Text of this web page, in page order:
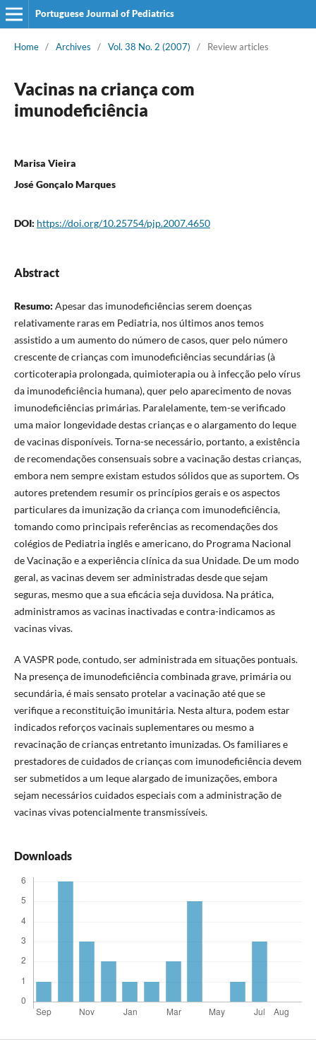
Portuguese Journal of Pediatrics
Home / Archives / Vol. 38 No. 2 (2007) / Review articles
Vacinas na criança com
imunodeficiência
Marisa Vieira
José Gonçalo Marques
DOI: https://doi.org/10.25754/pjp.2007.4650
Abstract
Resumo: Apesar das imunodeficiências serem doenças
relativamente raras em Pediatria, nos últimos anos temos
assistido a um aumento do número de casos, quer pelo número
crescente de crianças com imunodeficiências secundárias (à
corticoterapia prolongada, quimioterapia ou à infecção pelo vírus
da imunodeficiência humana), quer pelo aparecimento de novas
imunodeficiências primárias. Paralelamente, tem-se verificado
uma maior longevidade destas crianças e o alargamento do leque
de vacinas disponíveis. Torna-se necessário, portanto, a existência
de recomendações consensuais sobre a vacinação destas crianças,
embora nem sempre existam estudos sólidos que as suportem. Os
autores pretendem resumir os princípios gerais e os aspectos
particulares da imunização da criança com imunodeficiência,
tomando como principais referências as recomendações dos
colégios de Pediatria inglês e americano, do Programa Nacional
de Vacinação e a experiência clínica da sua Unidade. De um modo
geral, as vacinas devem ser administradas desde que sejam
seguras, mesmo que a sua eficácia seja duvidosa. Na prática,
administramos as vacinas inactivadas e contra-indicamos as
vacinas vivas.
A VASPR pode, contudo, ser administrada em situações pontuais.
Na presença de imunodeficiência combinada grave, primária ou
secundária, é mais sensato protelar a vacinação até que se
verifique a reconstituição imunitária. Nesta altura, podem estar
indicados reforços vacinais suplementares ou mesmo a
revacinação de crianças entretanto imunizadas. Os familiares e
prestadores de cuidados de crianças com imunodeficiência devem
ser submetidos a um leque alargado de imunizações, embora
sejam necessários cuidados especiais com a administração de
vacinas vivas potencialmente transmissíveis.
Downloads